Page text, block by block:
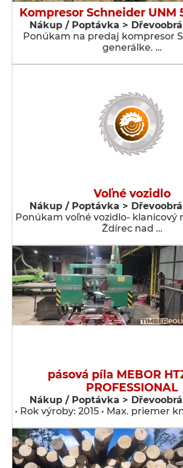
Kompresor Schneider UNM
Nákup / Poptávka >
Ponúkam na predaj kompresor
generálke. …
Voľné vozidlo
Nákup / Poptávka >
Ponúkam voľné vozidlo- klanicový
Ždírec nad …
pásová píla MEBOR
PROFESSIONAL
Nákup / Poptávka >
• Rok výroby: 2015 • Max. priemer